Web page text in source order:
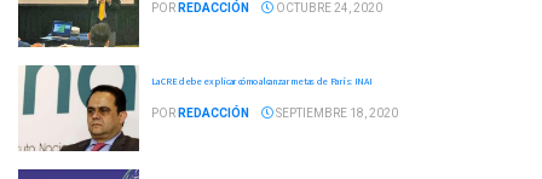
POR REDACCIÓN OCTUBRE 24, 2020
La CRE debe explicar cómo alcanzar metas de París: INAI
POR REDACCIÓN SEPTIEMBRE 18, 2020